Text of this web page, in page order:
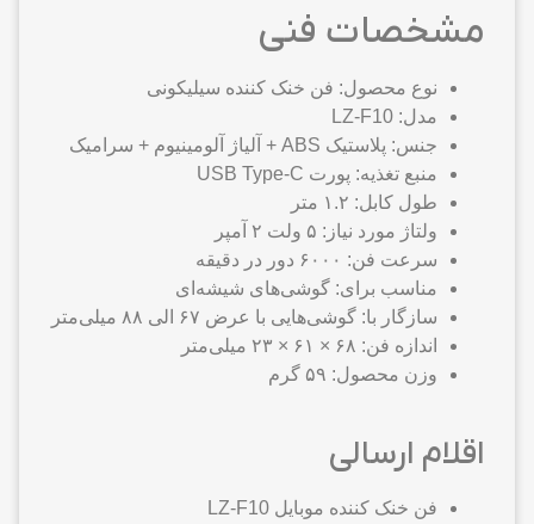
مشخصات فنی
نوع محصول: فن خنک کننده سیلیکونی
مدل: LZ-F10
جنس: پلاستیک ABS + آلیاژ آلومینیوم + سرامیک
منبع تغذیه: پورت USB Type-C
طول کابل: ۱.۲ متر
ولتاژ مورد نیاز: ۵ ولت ۲ آمپر
سرعت فن: ۶۰۰۰ دور در دقیقه
مناسب برای: گوشی‌های شیشه‌ای
سازگار با: گوشی‌هایی با عرض ۶۷ الی ۸۸ میلی‌متر
اندازه فن: ۶۸ × ۶۱ × ۲۳ میلی‌متر
وزن محصول: ۵۹ گرم
اقلام ارسالی
فن خنک کننده موبایل LZ-F10